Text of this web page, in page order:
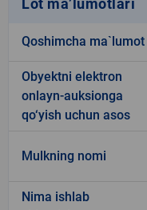
Lot ma’lumotlari
Qoshimcha ma`lumot
Obyektni elektron
onlayn-auksionga
qo‘yish uchun asos
Mulkning nomi
Nima ishlab